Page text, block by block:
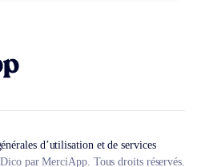
d’utilisation et de services
par MerciApp. Tous droits réservés.